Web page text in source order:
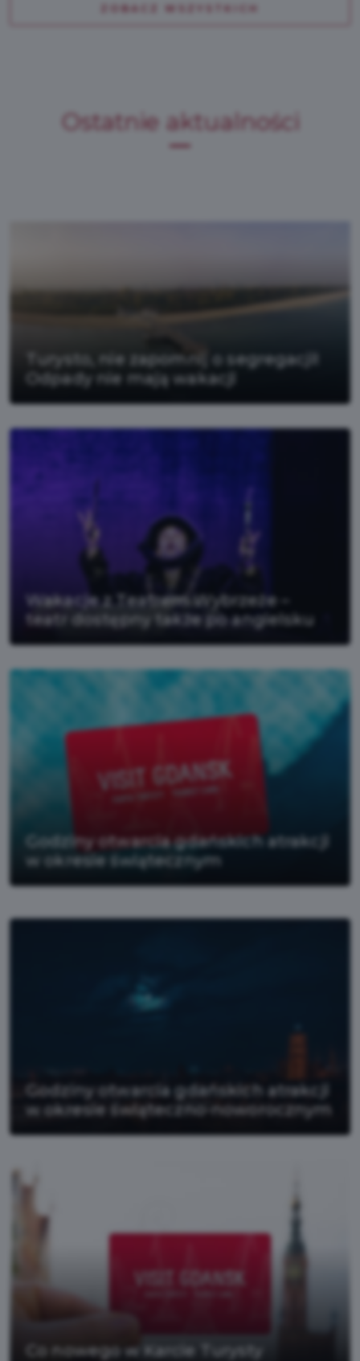
Ostatnie aktualności
Turysto, nie zapomnij o segregacji!
Odpady nie mają wakacji
Wakacje z Teatrem Wybrzeże –
teatr dostępny także po angielsku
Godziny otwarcia gdańskich atrakcji
w okresie świątecznym
Godziny otwarcia gdańskich atrakcji
w okresie świąteczno-noworocznym
Co nowego w Karcie Turysty